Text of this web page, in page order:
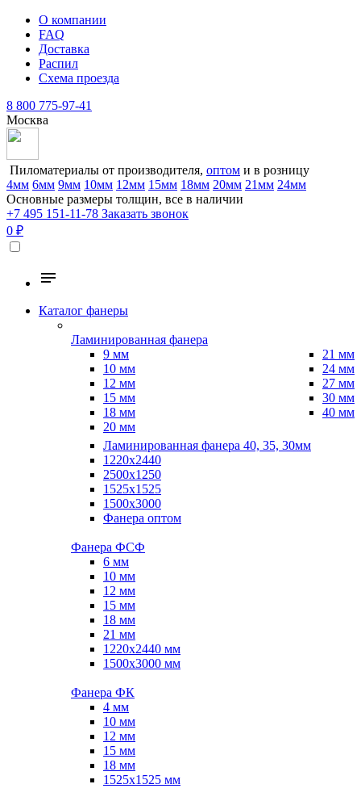
О компании
FAQ
Доставка
Распил
Схема проезда
8 800 775-97-41
Москва
Пиломатериалы от производителя, оптом и в розницу
4мм 6мм 9мм 10мм 12мм 15мм 18мм 20мм 21мм 24мм
Основные размеры толщин, все в наличии
+7 495 151-11-78 Заказать звонок
0 ₽
Каталог фанеры
Ламинированная фанера
9 мм
10 мм
12 мм
15 мм
18 мм
20 мм
21 мм
24 мм
27 мм
30 мм
40 мм
Ламинированная фанера 40, 35, 30мм
1220x2440
2500x1250
1525x1525
1500x3000
Фанера оптом
Фанера ФСФ
6 мм
10 мм
12 мм
15 мм
18 мм
21 мм
1220х2440 мм
1500х3000 мм
Фанера ФК
4 мм
10 мм
12 мм
15 мм
18 мм
1525х1525 мм